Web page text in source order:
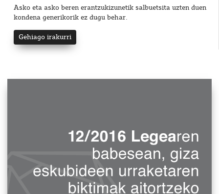
Asko eta asko beren erantzukizunetik salbuetsita uzten duen
kondena generikorik ez dugu behar.
Gehiago irakurri